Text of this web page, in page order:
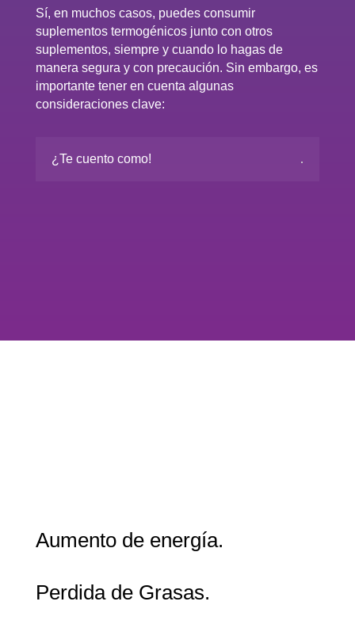
Sí, en muchos casos, puedes consumir
suplementos termogénicos junto con otros
suplementos, siempre y cuando lo hagas de
manera segura y con precaución. Sin embargo, es
importante tener en cuenta algunas
consideraciones clave:
¿Te cuento como!
Aumento de energía.
Perdida de Grasas.